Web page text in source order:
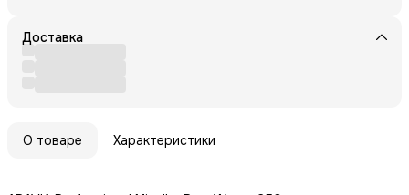
Доставка
О товаре Характеристики